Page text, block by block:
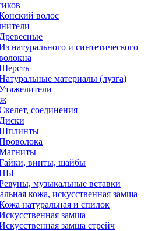
волос
Древесные
натурального и синтетического
материалы (лузга)
соединения
Диски
винты, шайбы
музыкальные вставки
кожа, искусственная замша
натуральная и спилок
замша
замша стрейч